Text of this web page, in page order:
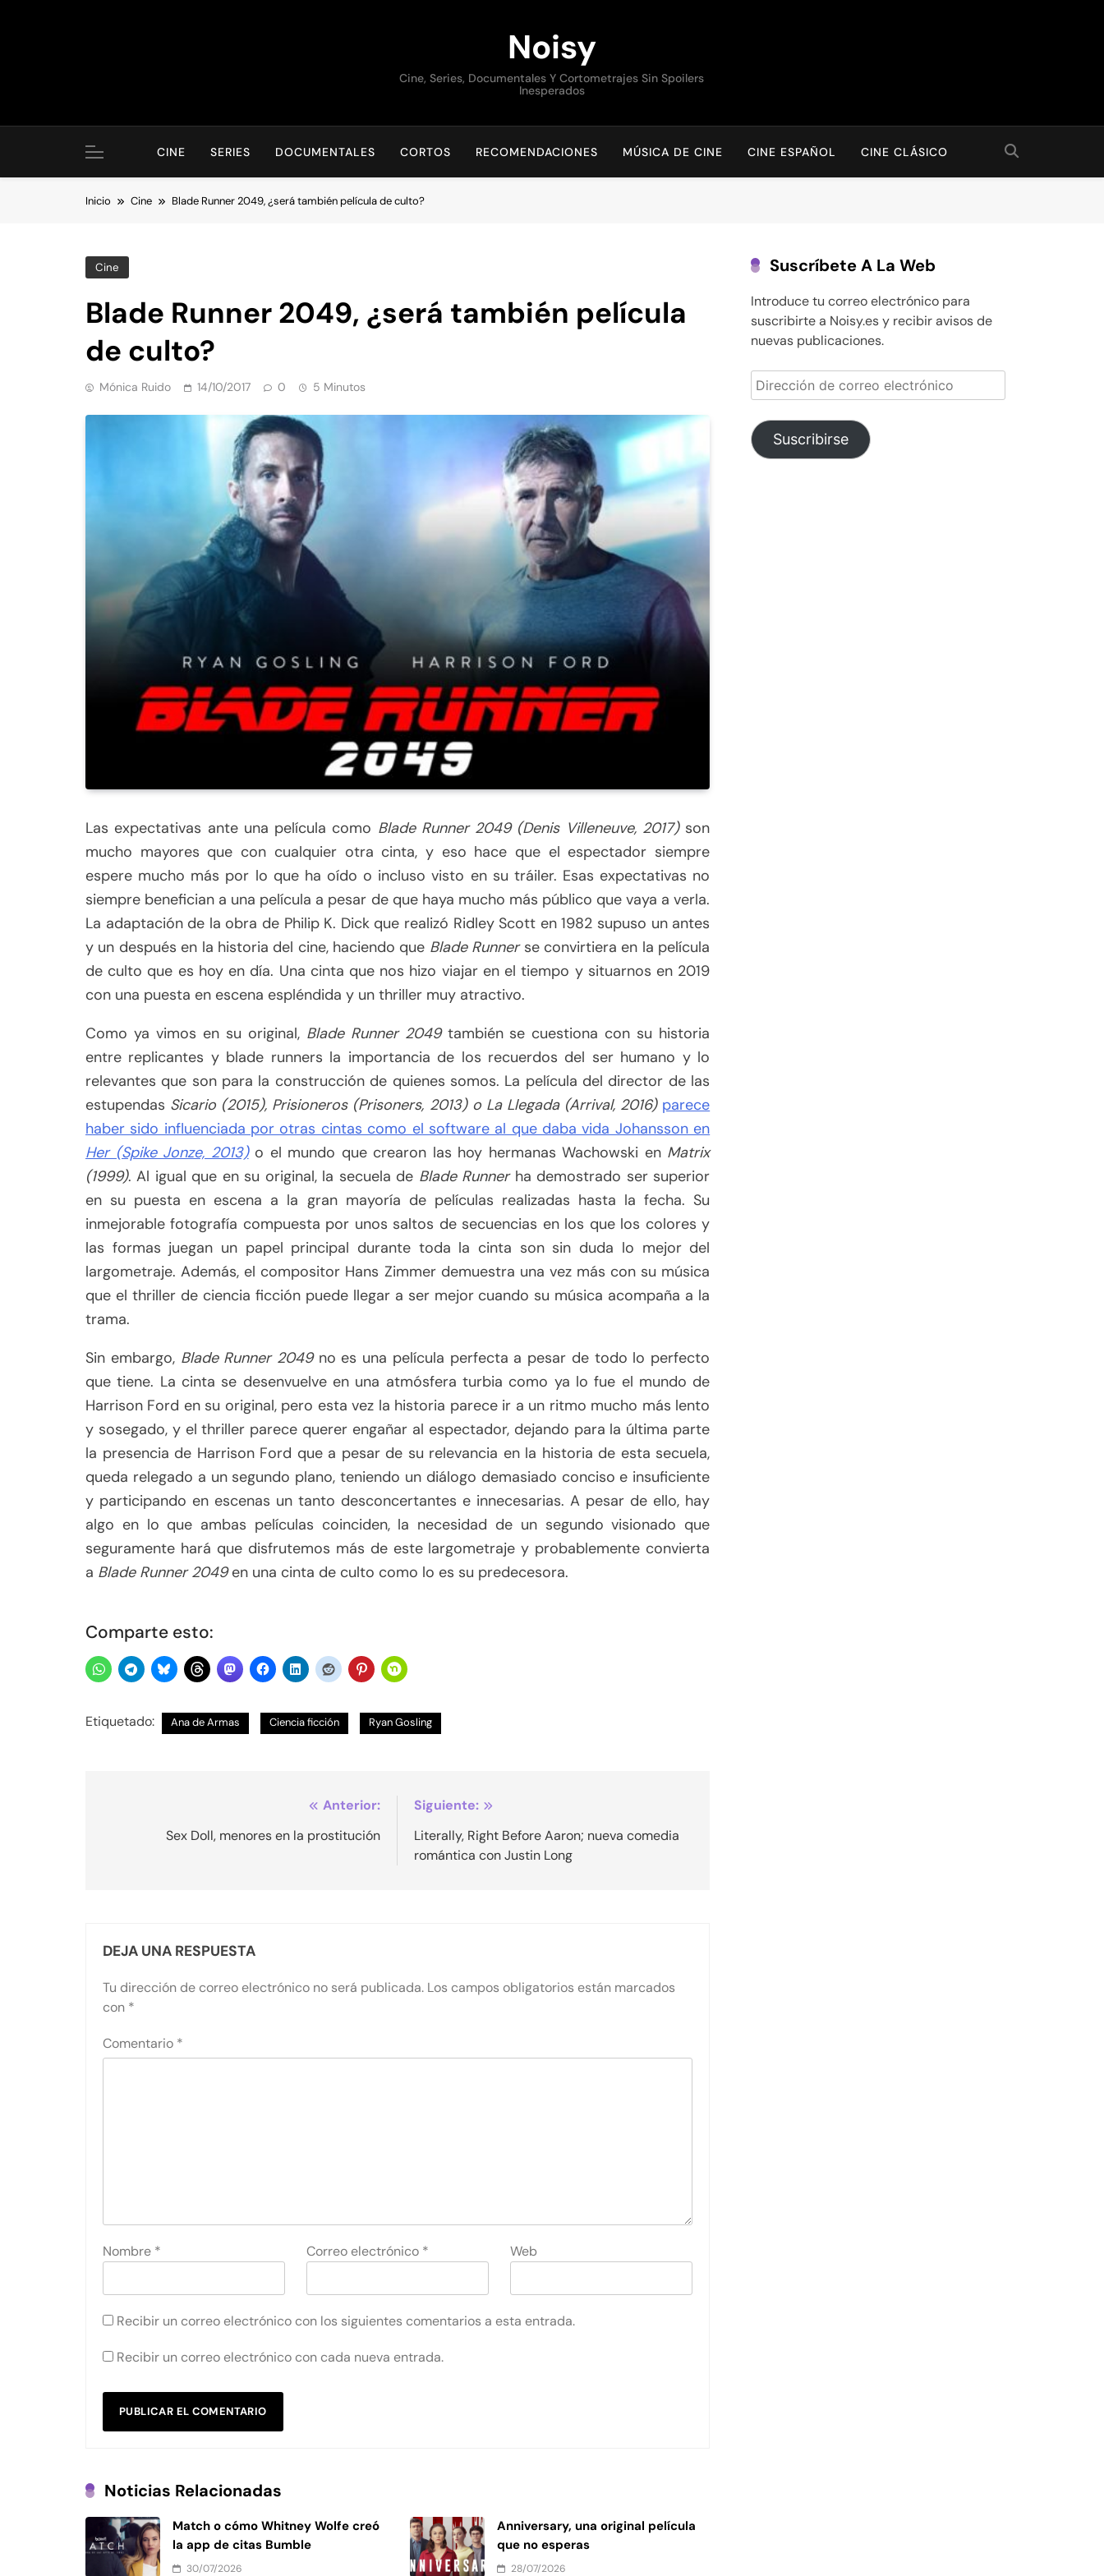
Noisy
Cine, Series, Documentales Y Cortometrajes Sin Spoilers
Inesperados
CINE SERIES DOCUMENTALES CORTOS RECOMENDACIONES MÚSICA DE CINE CINE ESPAÑOL CINE CLÁSICO
Inicio Cine Blade Runner 2049, ¿será también película de culto?
Cine
Blade Runner 2049, ¿será también película
de culto?
Mónica Ruido 14/10/2017 0 5 Minutos
Las expectativas ante una película como Blade Runner 2049 (Denis Villeneuve, 2017)son
mucho mayores que con cualquier otra cinta, y eso hace que el espectador siempre
espere mucho más por lo que ha oído o incluso visto en su tráiler. Esas expectativas no
siempre benefician a una película a pesar de que haya mucho más público que vaya a verla.
La adaptación de la obra de Philip K. Dick que realizó Ridley Scott en 1982 supuso un antes
y un después en la historia del cine, haciendo que Blade Runnerse convirtiera en la película
de culto que es hoy en día. Una cinta que nos hizo viajar en el tiempo y situarnos en 2019
con una puesta en escena espléndida y un thriller muy atractivo.
Como ya vimos en su original, Blade Runner 2049 también se cuestiona con su historia
entre replicantes y blade runners la importancia de los recuerdos del ser humano y lo
relevantes que son para la construcción de quienes somos. La película del director de las
estupendas Sicario (2015), Prisioneros (Prisoners, 2013) o La Llegada (Arrival, 2016) parece
haber sido influenciada por otras cintas como el software al que daba vida Johansson en
Her (Spike Jonze, 2013)o el mundo que crearon las hoy hermanas Wachowski enMatrix
(1999). Al igual que en su original, la secuela de Blade Runnerha demostrado ser superior
en su puesta en escena a la gran mayoría de películas realizadas hasta la fecha. Su
inmejorable fotografía compuesta por unos saltos de secuencias en los que los colores y
las formas juegan un papel principal durante toda la cinta son sin duda lo mejor del
largometraje. Además, el compositor Hans Zimmer demuestra una vez más con su música
que el thriller de ciencia ficción puede llegar a ser mejor cuando su música acompaña a la
trama.
Sin embargo, Blade Runner 2049no es una película perfecta a pesar de todo lo perfecto
que tiene. La cinta se desenvuelve en una atmósfera turbia como ya lo fue el mundo de
Harrison Ford en su original, pero esta vez la historia parece ir a un ritmo mucho más lento
y sosegado, y el thriller parece querer engañar al espectador, dejando para la última parte
la presencia de Harrison Ford que a pesar de su relevancia en la historia de esta secuela,
queda relegado a un segundo plano, teniendo un diálogo demasiado conciso e insuficiente
y participando en escenas un tanto desconcertantes e innecesarias. A pesar de ello, hay
algo en lo que ambas películas coinciden, la necesidad de un segundo visionado que
seguramente hará que disfrutemos más de este largometraje y probablemente convierta
a Blade Runner 2049en una cinta de culto como lo es su predecesora.
Comparte esto:
Etiquetado: Ana de Armas Ciencia ficción Ryan Gosling
Anterior:
Sex Doll, menores en la prostitución
Siguiente:
Literally, Right Before Aaron; nueva comedia
romántica con Justin Long
DEJA UNA RESPUESTA
Tu dirección de correo electrónico no será publicada. Los campos obligatorios están marcados
con *
Comentario *
Nombre * Correo electrónico * Web
Recibir un correo electrónico con los siguientes comentarios a esta entrada.
Recibir un correo electrónico con cada nueva entrada.
Noticias Relacionadas
Match o cómo Whitney Wolfe creó
la app de citas Bumble
30/07/2026
Anniversary, una original película
que no esperas
28/07/2026
Suscríbete A La Web
Introduce tu correo electrónico para
suscribirte a Noisy.es y recibir avisos de
nuevas publicaciones.
Dirección
de
correo
electrónico
Suscribirse